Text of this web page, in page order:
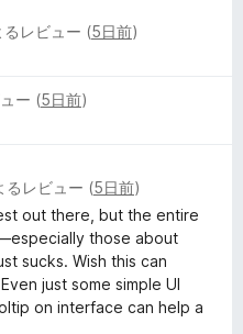
るレビュー (5日前)
ー (5日前)
るレビュー (5日前)
out there, but the entire
those about
sucks. Wish this can
just some simple UI
on interface can help a